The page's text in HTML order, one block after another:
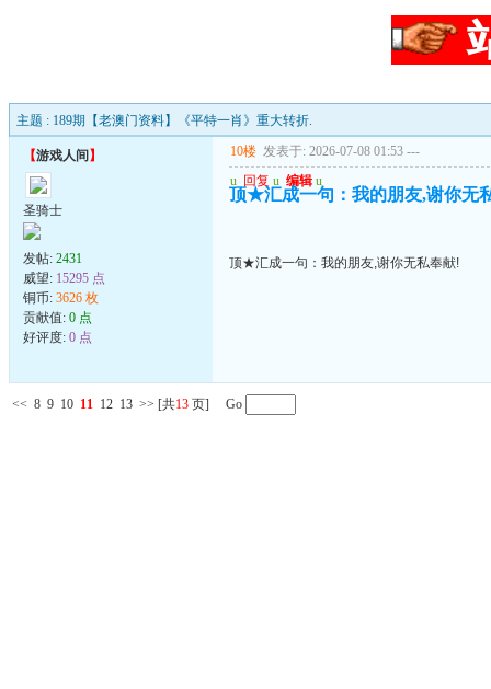
主题 : 189期【老澳门资料】《平特一肖》重大转折.
【游戏人间 】
圣骑士
发帖: 2431
威望: 15295 点
铜币: 3626 枚
贡献值: 0 点
好评度: 0 点
10楼 发表于: 2026-07-08 01:53 ---
u 回复 u 编辑 u
顶★汇成一句：我的朋友,谢你无
顶★汇成一句：我的朋友,谢你无私奉献!
<< 8 9 10 11 12 13 >> [共13 页] Go